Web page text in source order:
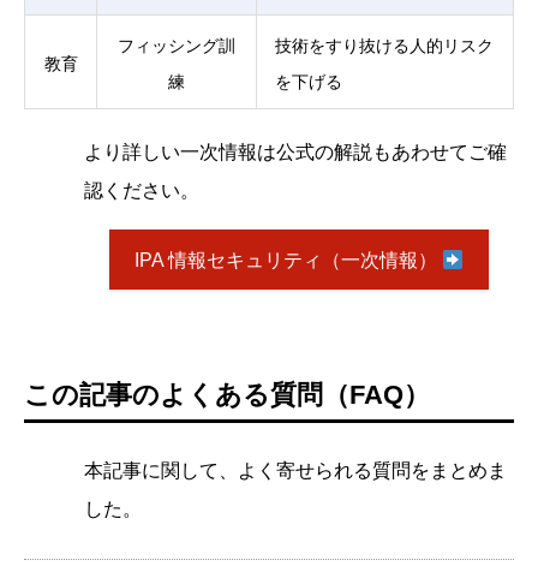
教育
フィッシング訓
練
技術をすり抜ける人的リスク
を下げる
より詳しい一次情報は公式の解説もあわせてご確
認ください。
IPA 情報セキュリティ（一次情報）
この記事のよくある質問（FAQ）
本記事に関して、よく寄せられる質問をまとめま
した。